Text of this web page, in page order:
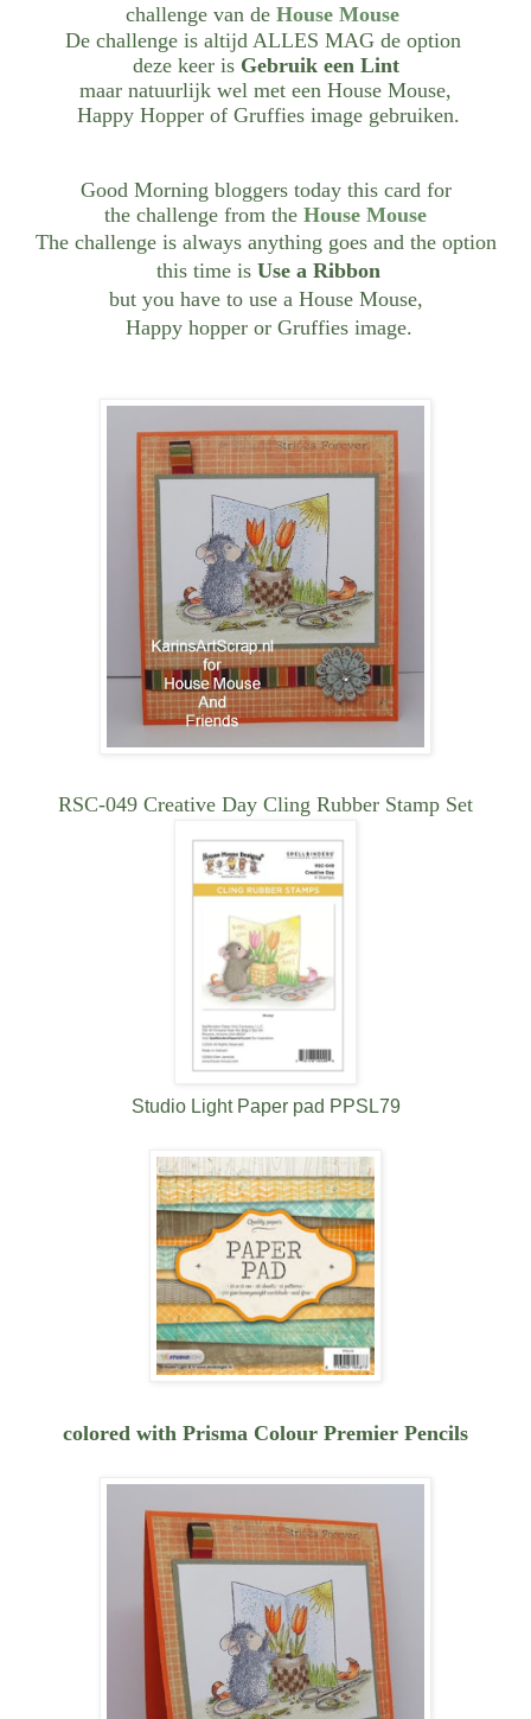
challenge van de House Mouse
De challenge is altijd ALLES MAG de option
deze keer isGebruik een Lint
maar natuurlijk wel met een House Mouse,
Happy Hopper of Gruffies image gebruiken.
Good Morning bloggers today this card for
the challenge from the House Mouse
The challenge is always anything goes and the option
this time is Use a Ribbon
but you have to use a House Mouse,
Happy hopper or Gruffies image.
RSC-049 Creative Day Cling Rubber Stamp Set
Studio Light Paper pad PPSL79
colored with Prisma Colour Premier Pencils